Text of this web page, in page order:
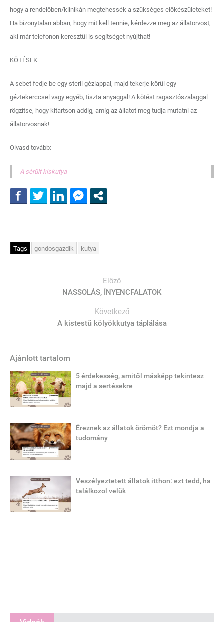
hogy a rendelőben/klinikán megtehessék a szükséges előkészületeket!
Ha bizonytalan abban, hogy mit kell tennie, kérdezze meg az állatorvost,
aki már telefonon keresztül is segítséget nyújthat!
KÖTÉSEK
A sebet fedje be egy steril gézlappal, majd tekerje körül egy
géztekerccsel vagy egyéb, tiszta anyaggal! A kötést ragasztószalaggal
rögzítse, hogy kitartson addig, amíg az állatot meg tudja mutatni az
állatorvosnak!
Olvasd tovább:
A sérült kiskutya
Tags gondosgazdik kutya
Előző
NASSOLÁS, ÍNYENCFALATOK
Következő
A kistestű kölyökkutya táplálása
Ajánlott tartalom
5 érdekesség, amitől másképp tekintesz
majd a sertésekre
Éreznek az állatok örömöt? Ezt mondja a
tudomány
Veszélyeztetett állatok itthon: ezt tedd, ha
találkozol velük